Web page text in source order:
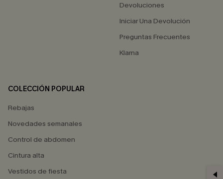
Devoluciones
Iniciar Una Devolución
Preguntas Frecuentes
Klarna
COLECCIÓN POPULAR
Rebajas
Novedades semanales
Control de abdomen
Cintura alta
Vestidos de fiesta